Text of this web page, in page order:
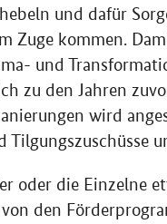
und dafür
Zuge kommen.
und
zu den Jahren
wird
Tilgungszuschüsse
oder die Einzelne
den